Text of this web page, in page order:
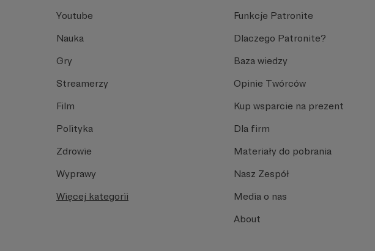
Youtube
Nauka
Gry
Streamerzy
Film
Polityka
Zdrowie
Wyprawy
Więcej kategorii
Funkcje Patronite
Dlaczego Patronite?
Baza wiedzy
Opinie Twórców
Kup wsparcie na prezent
Dla firm
Materiały do pobrania
Nasz Zespół
Media o nas
About